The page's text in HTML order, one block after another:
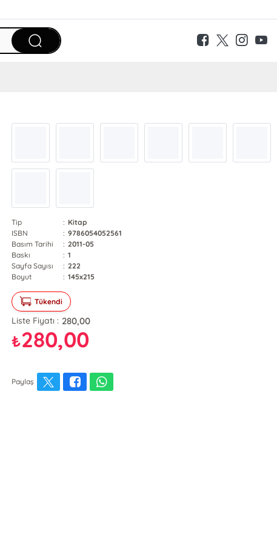
Tip : Kitap
ISBN
: 9786054052561
Basım Tarihi
: 2011-05
Baskı
: 1
Sayfa Sayısı
: 222
Boyut
: 145x215
Tükendi
Liste Fiyatı : 280,00
₺280,00
Paylaş